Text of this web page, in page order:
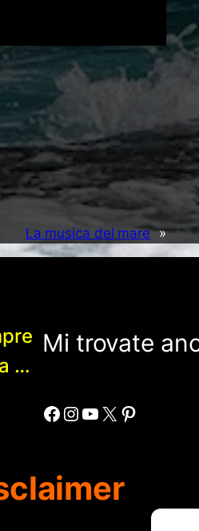
La musica del mare »
…
Mi trovate
Facebook Instagram YouTube X Pinterest